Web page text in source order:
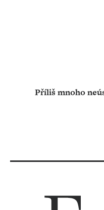
Příliš mnoho